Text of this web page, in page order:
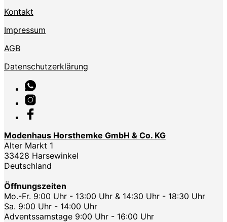
Kontakt
Impressum
AGB
Datenschutzerklärung
Modenhaus Horsthemke GmbH & Co. KG
Alter Markt 1
33428 Harsewinkel
Deutschland
Öffnungszeiten
Mo.-Fr. 9:00 Uhr - 13:00 Uhr & 14:30 Uhr - 18:30 Uhr
Sa. 9:00 Uhr - 14:00 Uhr
Adventssamstage 9:00 Uhr - 16:00 Uhr